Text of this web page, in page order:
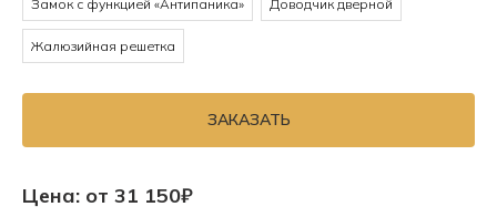
Замок с функцией «Антипаника» Доводчик дверной
Жалюзийная решетка
ЗАКАЗАТЬ
Цена: от 31 150₽